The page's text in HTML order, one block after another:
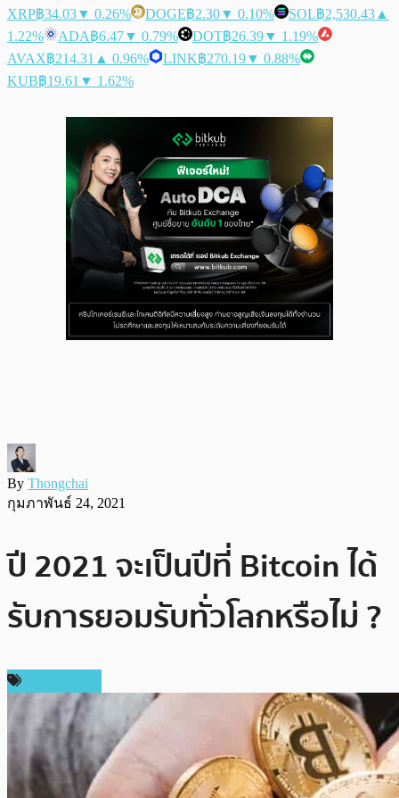
XRP฿34.03▼ 0.26% DOGE฿2.30▼ 0.10% SOL฿2,530.43 ▲
1.22%
ADA฿6.47▼ 0.79% DOT฿26.39▼ 1.19%
AVAX฿214.31 ▲ 0.96% LINK฿270.19▼ 0.88%
KUB฿19.61 ▼ 1.62%
By Thongchai
กุมภาพันธ์ 24, 2021
ปี 2021 จะเป็นปีที่ Bitcoin ได้
รับการยอมรับทั่วโลกหรือไม่ ?